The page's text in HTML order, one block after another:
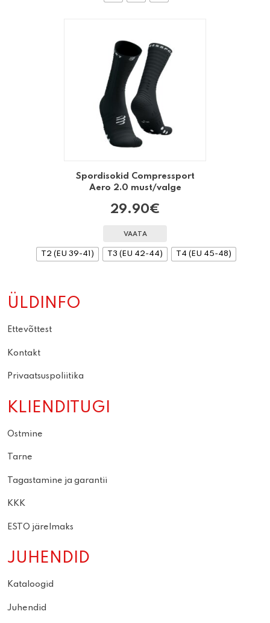
Spordisokid Compressport
Aero 2.0 must/valge
29.90€
VAATA
T2 (EU 39-41) T3 (EU 42-44) T4 (EU 45-48)
ÜLDINFO
Ettevõttest
Kontakt
Privaatsuspoliitika
KLIENDITUGI
Ostmine
Tarne
Tagastamine ja garantii
KKK
ESTO järelmaks
JUHENDID
Kataloogid
Juhendid